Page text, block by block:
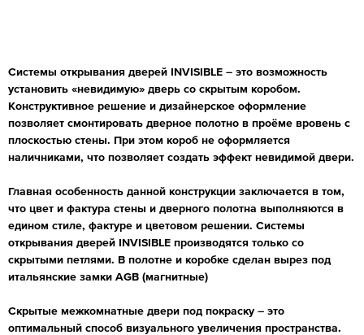
Системы открывания дверей INVISIBLE – это возможность
установить «невидимую» дверь со скрытым коробом.
Конструктивное решение и дизайнерское оформление
позволяет смонтировать дверное полотно в проёме вровень с
плоскостью стены. При этом короб не оформляется
наличниками, что позволяет создать эффект невидимой двери.
Главная особенность данной конструкции заключается в том,
что цвет и фактура стены и дверного полотна выполняются в
едином стиле, фактуре и цветовом решении. Системы
открывания дверей INVISIBLE производятся только со
скрытыми петлями. В полотне и коробке сделан вырез под
итальянские замки AGB (магнитные)
Скрытые межкомнатные двери под покраску – это
оптимальный способ визуального увеличения пространства.